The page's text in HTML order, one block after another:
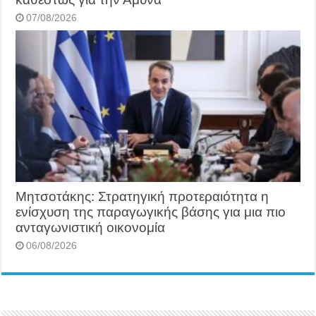
07/08/2026
Μητσοτάκης: Στρατηγική προτεραιότητα η
ενίσχυση της παραγωγικής βάσης για μια πιο
ανταγωνιστική οικονομία
06/08/2026